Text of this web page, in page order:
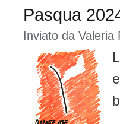
Pasqua
Inviato da Valeria